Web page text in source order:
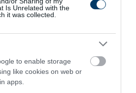
Is Unrelated with the
it was collected.
to enable storage
like cookies on web or
apps.
és kiadós, dekülönleges
Egyszerű elkészítése
hogymelegen és hidegen is
étellé teszi. Legyen szó